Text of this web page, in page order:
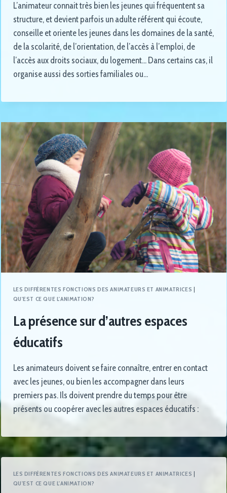
L’animateur connait très bien les jeunes qui fréquentent sa
structure, et devient parfois un adulte référent qui écoute,
conseille et oriente les jeunes dans les domaines de la santé,
de la scolarité, de l’orientation, de l’accès à l’emploi, de
l’accès aux droits sociaux, du logement… Dans certains cas, il
organise aussi des sorties familiales ou…
LES DIFFÉRENTES FONCTIONS DES ANIMATEURS ET ANIMATRICES
QU'EST CE QUE L'ANIMATION?
La présence sur d’autres espaces
éducatifs
Les animateurs doivent se faire connaître, entrer en contact
avec les jeunes, ou bien les accompagner dans leurs
premiers pas. Ils doivent prendre du temps pour être
présents ou coopérer avec les autres espaces éducatifs :
LES DIFFÉRENTES FONCTIONS DES ANIMATEURS ET ANIMATRICES
QU'EST CE QUE L'ANIMATION?